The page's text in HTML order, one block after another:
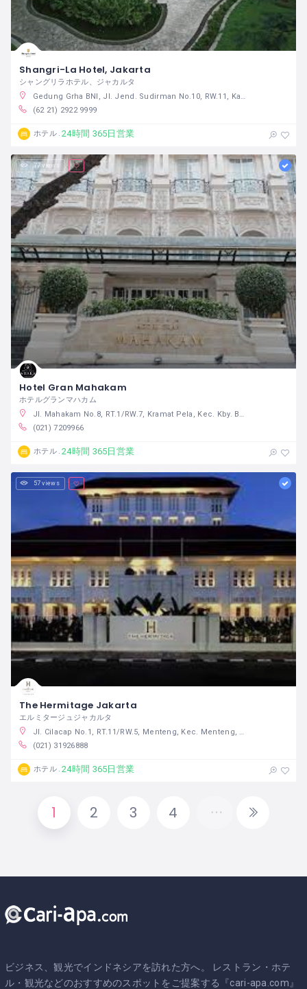
Shangri-La Hotel, Jakarta
シャングリラホテル、ジャカルタ
Gedung Grha BNI, Jl. Jend. Sudirman No.10, RW.11, Karet Tengsin, Tanah Abang, Central Jakarta City, Jakarta 10220 インドネシア
(62 21) 2922 9999
ホテル 24時間 365日営業
77 views
Hotel Gran Mahakam
ホテルグランマハカム
Jl. Mahakam No.8, RT.1/RW.7, Kramat Pela, Kec. Kby. Baru, Kota Jakarta Selatan, Daerah Khusus Ibukota Jakarta 12130 インドネシア
(021) 7209966
ホテル 24時間 365日営業
57 views
The Hermitage Jakarta
エルミタージュジャカルタ
Jl. Cilacap No.1, RT.11/RW.5, Menteng, Kec. Menteng, Kota Jakarta Pusat, Daerah Khusus Ibukota Jakarta 10310 インドネシア
(021) 31926888
ホテル 24時間 365日営業
1 2 3 4
ビジネス、観光でインドネシアを訪れた方へ。 レストラン・ホテ
ル・観光などのおすすめのスポットをご提案する『cari-apa.com』